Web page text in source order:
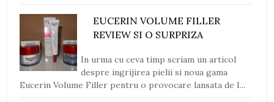
EUCERIN VOLUME FILLER
REVIEW SI O SURPRIZA
In urma cu ceva timp scriam un articol
despre ingrijirea pielii si noua gama
Eucerin Volume Filler pentru o provocare lansata de I...